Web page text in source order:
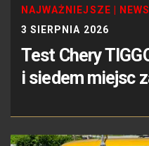
NAJWAŻNIEJSZE
3 SIERPNIA 2026
Test Chery
i siedem miejsc